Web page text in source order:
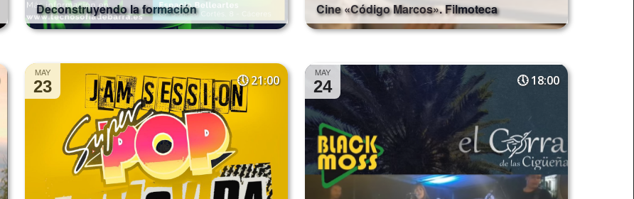
Deconstruyendo la formación
Cine «Código Marcos». Filmoteca
MAY
23 21:00
MAY
24 18:00